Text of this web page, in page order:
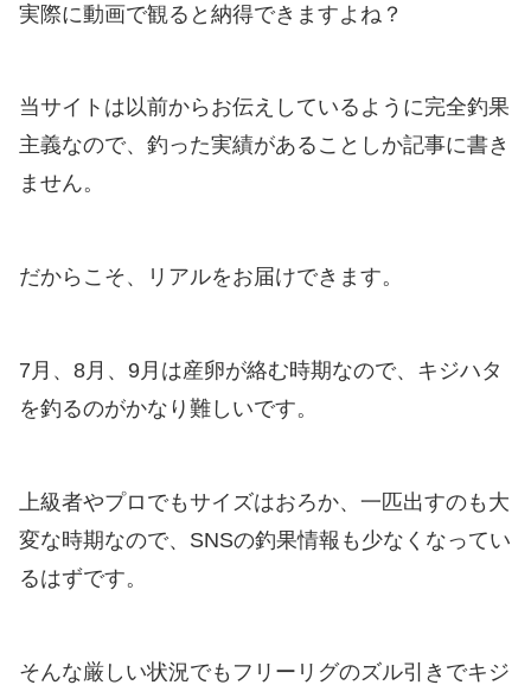
実際に動画で観ると納得できますよね？
当サイトは以前からお伝えしているように完全釣果
主義なので、釣った実績があることしか記事に書き
ません。
だからこそ、リアルをお届けできます。
7月、8月、9月は産卵が絡む時期なので、キジハタ
を釣るのがかなり難しいです。
上級者やプロでもサイズはおろか、一匹出すのも大
変な時期なので、SNSの釣果情報も少なくなってい
るはずです。
そんな厳しい状況でもフリーリグのズル引きでキジ